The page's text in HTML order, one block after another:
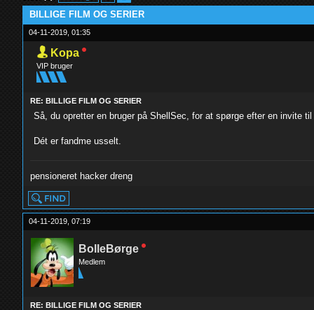
BILLIGE FILM OG SERIER
04-11-2019, 01:35
Kopa
VIP bruger
RE: BILLIGE FILM OG SERIER
Så, du opretter en bruger på ShellSec, for at spørge efter en invite
Dét er fandme usselt.
pensioneret hacker dreng
04-11-2019, 07:19
BolleBørge
Medlem
RE: BILLIGE FILM OG SERIER